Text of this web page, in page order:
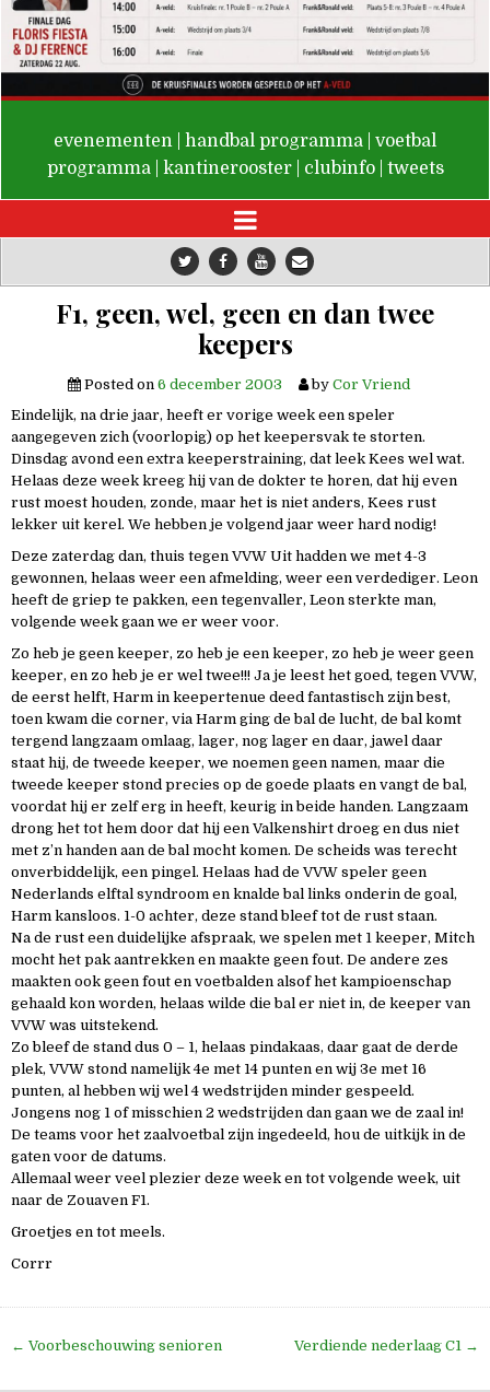
De Valken
evenementen handbal programma
voetbal
programma
kantinerooster clubinfo tweets
F1, geen, wel, geen en dan twee
keepers
Posted on 6 december 2003 by Cor Vriend
Eindelijk, na drie jaar, heeft er vorige week een speler
aangegeven zich (voorlopig) op het keepersvak te storten.
Dinsdag avond een extra keeperstraining, dat leek Kees wel wat.
Helaas deze week kreeg hij van de dokter te horen, dat hij even
rust moest houden, zonde, maar het is niet anders, Kees rust
lekker uit kerel. We hebben je volgend jaar weer hard nodig!
Deze zaterdag dan, thuis tegen VVW Uit hadden we met 4-3
gewonnen, helaas weer een afmelding, weer een verdediger. Leon
heeft de griep te pakken, een tegenvaller, Leon sterkte man,
volgende week gaan we er weer voor.
Zo heb je geen keeper, zo heb je een keeper, zo heb je weer geen
keeper, en zo heb je er wel twee!!! Ja je leest het goed, tegen VVW,
de eerst helft, Harm in keepertenue deed fantastisch zijn best,
toen kwam die corner, via Harm ging de bal de lucht, de bal komt
tergend langzaam omlaag, lager, nog lager en daar, jawel daar
staat hij, de tweede keeper, we noemen geen namen, maar die
tweede keeper stond precies op de goede plaats en vangt de bal,
voordat hij er zelf erg in heeft, keurig in beide handen. Langzaam
drong het tot hem door dat hij een Valkenshirt droeg en dus niet
met z’n handen aan de bal mocht komen. De scheids was terecht
onverbiddelijk, een pingel. Helaas had de VVW speler geen
Nederlands elftal syndroom en knalde bal links onderin de goal,
Harm kansloos. 1-0 achter, deze stand bleef tot de rust staan.
Na de rust een duidelijke afspraak, we spelen met 1 keeper, Mitch
mocht het pak aantrekken en maakte geen fout. De andere zes
maakten ook geen fout en voetbalden alsof het kampioenschap
gehaald kon worden, helaas wilde die bal er niet in, de keeper van
VVW was uitstekend.
Zo bleef de stand dus 0 – 1, helaas pindakaas, daar gaat de derde
plek, VVW stond namelijk 4e met 14 punten en wij 3e met 16
punten, al hebben wij wel 4 wedstrijden minder gespeeld.
Jongens nog 1 of misschien 2 wedstrijden dan gaan we de zaal in!
De teams voor het zaalvoetbal zijn ingedeeld, hou de uitkijk in de
gaten voor de datums.
Allemaal weer veel plezier deze week en tot volgende week, uit
naar de Zouaven F1.
Groetjes en tot meels.
Corrr
Bericht
← Voorbeschouwing senioren Verdiende nederlaag C1 →